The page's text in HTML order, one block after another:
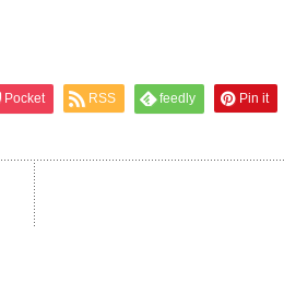
Pocket RSS feedly Pin it